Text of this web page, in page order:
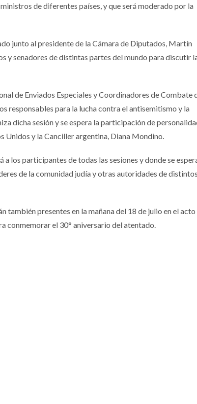
de diferentes países, y que será moderado por la
junto al presidente de la Cámara de Diputados, Martín
y senadores de distintas partes del mundo para discutir
de Enviados Especiales y Coordinadores de Combate
responsables para la lucha contra el antisemitismo y la
dicha sesión y se espera la participación de
y la Canciller argentina, Diana Mondino.
los participantes de todas las sesiones y donde se
de la comunidad judía y otras autoridades de distintos
presentes en la mañana del 18 de julio en el acto
conmemorar el 30° aniversario del atentado.